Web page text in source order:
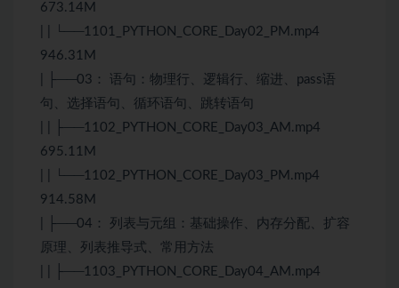
673.14M
| | └──1101_PYTHON_CORE_Day02_PM.mp4
946.31M
| ├──03： 语句：物理行、逻辑行、缩进、pass语
句、选择语句、循环语句、跳转语句
| | ├──1102_PYTHON_CORE_Day03_AM.mp4
695.11M
| | └──1102_PYTHON_CORE_Day03_PM.mp4
914.58M
| ├──04： 列表与元组：基础操作、内存分配、扩容
原理、列表推导式、常用方法
| | ├──1103_PYTHON_CORE_Day04_AM.mp4